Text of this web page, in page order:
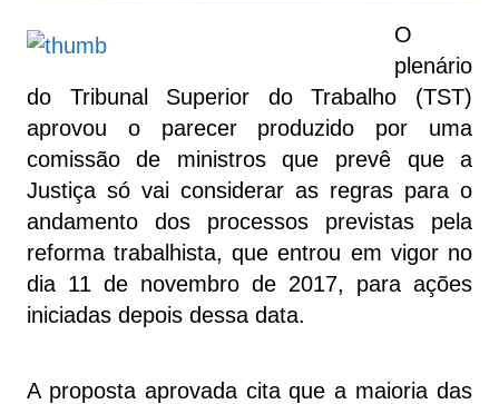
O
plenário
do Tribunal Superior do Trabalho (TST)
aprovou o parecer produzido por uma
comissão de ministros que prevê que a
Justiça só vai considerar as regras para o
andamento dos processos previstas pela
reforma trabalhista, que entrou em vigor no
dia 11 de novembro de 2017, para ações
iniciadas depois dessa data.
A proposta aprovada cita que a maioria das